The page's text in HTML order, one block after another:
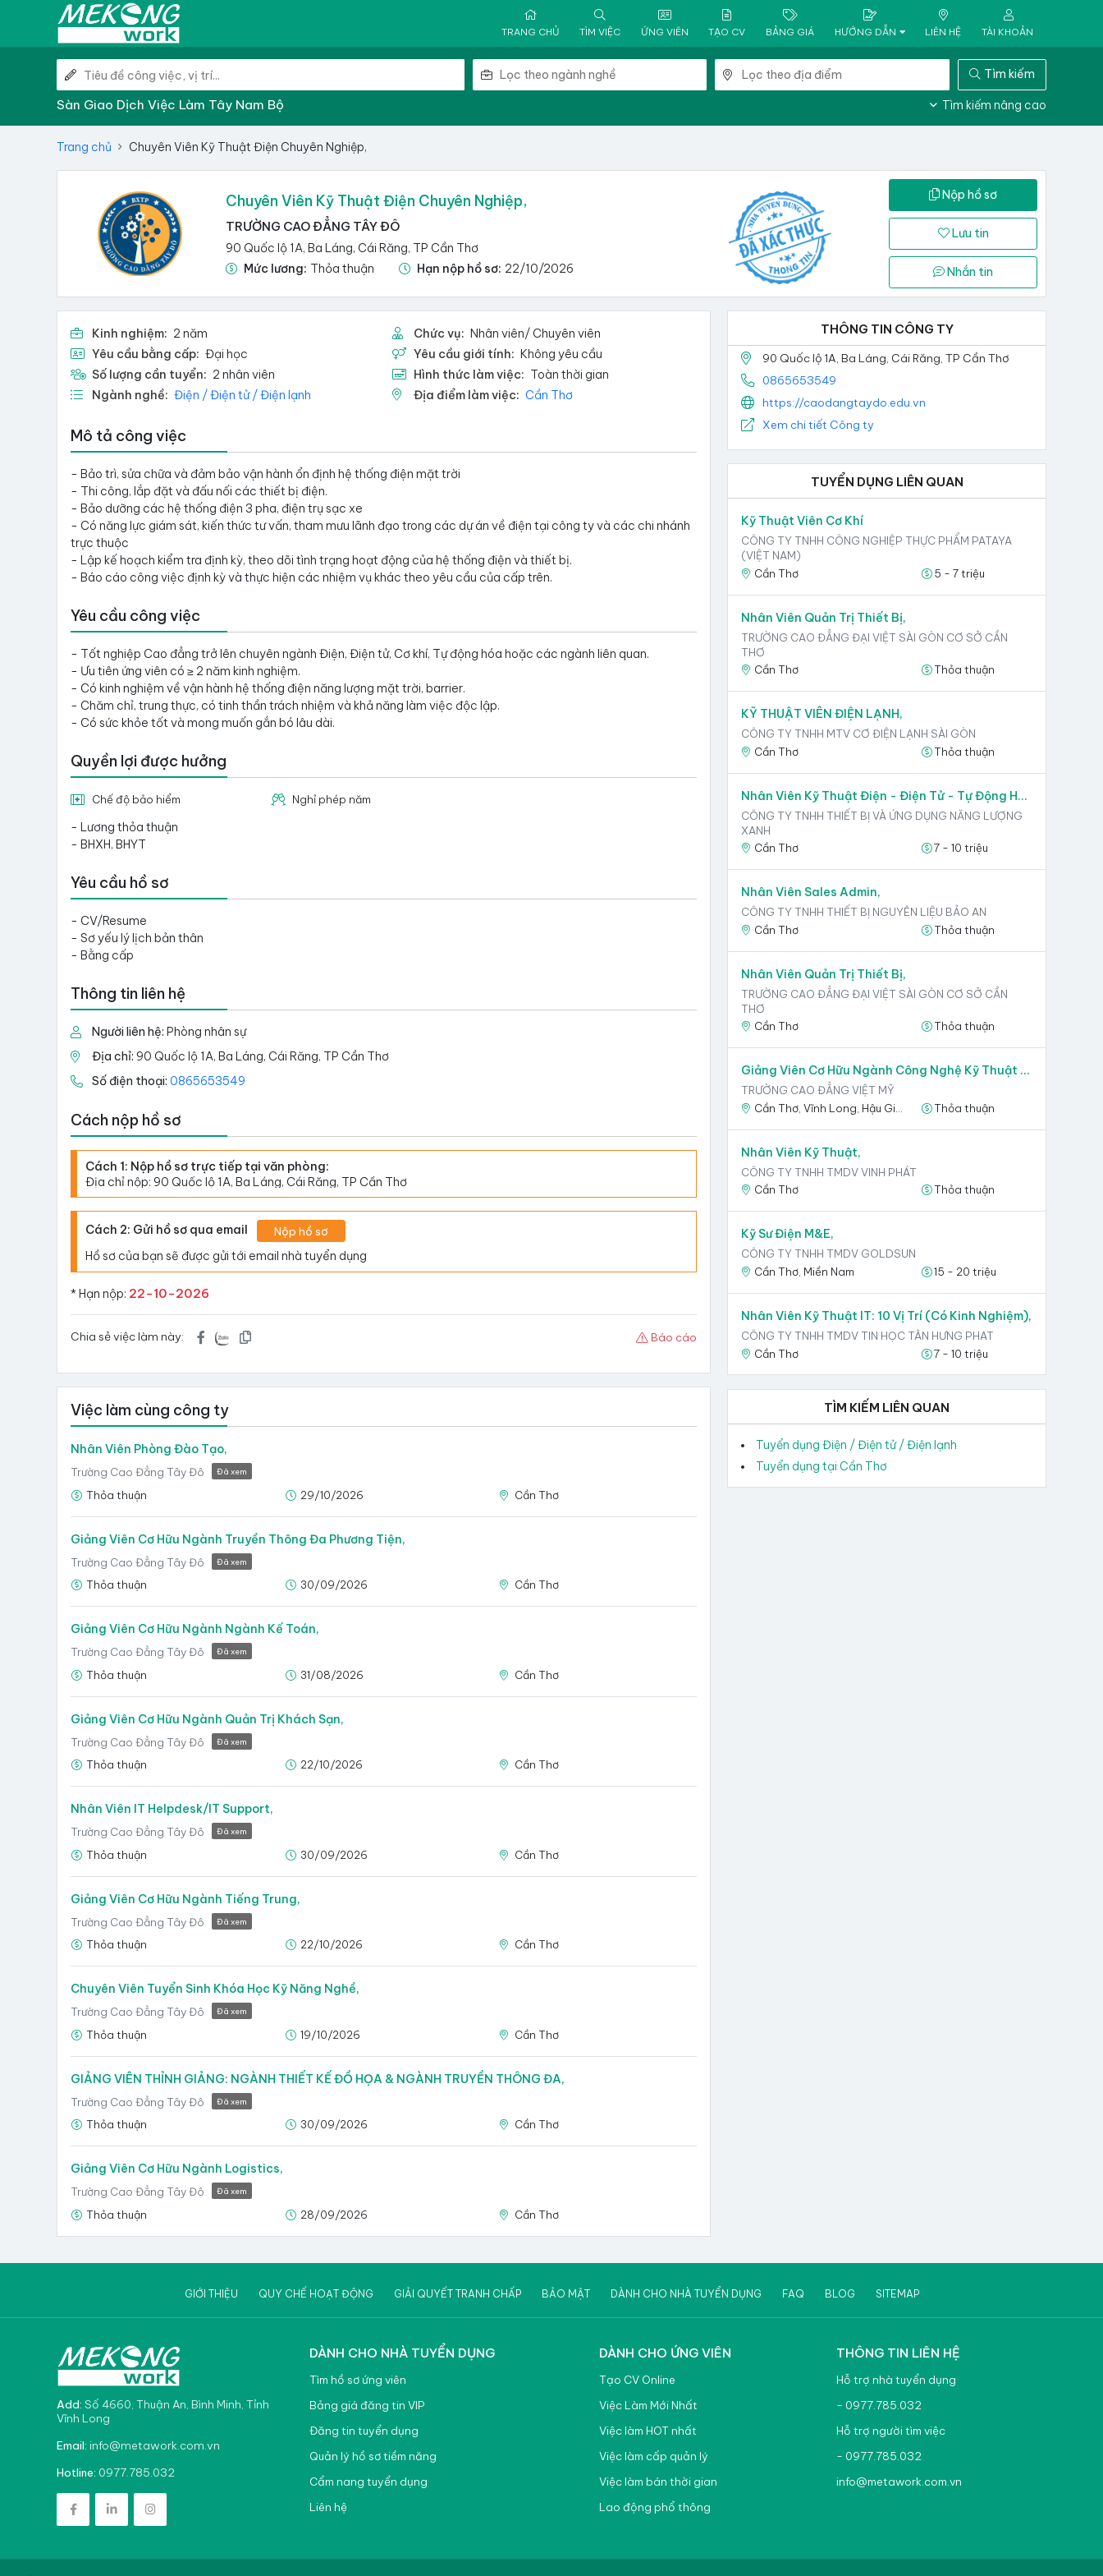
TRANG CHỦ TÌM VIỆC ỨNG VIÊN TẠO CV BẢNG GIÁ HƯỚNG DẪN LIÊN HỆ TÀI KHOẢN
Tìm kiếm
Sàn Giao Dịch Việc Làm Tây Nam Bộ Tìm kiếm nâng cao
Trang chủ Chuyên Viên Kỹ Thuật Điện Chuyên Nghiệp,
Chuyên Viên Kỹ Thuật Điện Chuyên Nghiệp,
TRƯỜNG CAO ĐẲNG TÂY ĐÔ
90 Quốc lộ 1A, Ba Láng, Cái Răng, TP Cần Thơ
Mức lương: Thỏa thuận Hạn nộp hồ sơ: 22/10/2026
Nộp hồ sơ
Lưu tin
Nhắn tin
Kinh nghiệm: 2 năm Chức vụ: Nhân viên/ Chuyên viên
Yêu cầu bằng cấp: Đại học Yêu cầu giới tính: Không yêu cầu
Số lượng cần tuyển: 2 nhân viên Hình thức làm việc: Toàn thời gian
Ngành nghề: Điện / Điện tử / Điện lạnh Địa điểm làm việc: Cần Thơ
Mô tả công việc
- Bảo trì, sửa chữa và đảm bảo vận hành ổn định hệ thống điện mặt trời
- Thi công, lắp đặt và đấu nối các thiết bị điện.
- Bảo dưỡng các hệ thống điện 3 pha, điện trụ sạc xe
- Có năng lực giám sát, kiến thức tư vấn, tham mưu lãnh đạo trong các dự án về điện tại công ty và các chi nhánh
trực thuộc
- Lập kế hoạch kiểm tra định kỳ, theo dõi tình trạng hoạt động của hệ thống điện và thiết bị.
- Báo cáo công việc định kỳ và thực hiện các nhiệm vụ khác theo yêu cầu của cấp trên.
Yêu cầu công việc
- Tốt nghiệp Cao đẳng trở lên chuyên ngành Điện, Điện tử, Cơ khí, Tự động hóa hoặc các ngành liên quan.
- Ưu tiên ứng viên có ≥ 2 năm kinh nghiệm.
- Có kinh nghiệm về vận hành hệ thống điện năng lượng mặt trời, barrier.
- Chăm chỉ, trung thực, có tinh thần trách nhiệm và khả năng làm việc độc lập.
- Có sức khỏe tốt và mong muốn gắn bó lâu dài.
Quyền lợi được hưởng
Chế độ bảo hiểm Nghỉ phép năm
- Lương thỏa thuận
- BHXH, BHYT
Yêu cầu hồ sơ
- CV/Resume
- Sơ yếu lý lịch bản thân
- Bằng cấp
Thông tin liên hệ
Người liên hệ: Phòng nhân sự
Địa chỉ: 90 Quốc lộ 1A, Ba Láng, Cái Răng, TP Cần Thơ
Số điện thoại: 0865653549
Cách nộp hồ sơ
Cách 1: Nộp hồ sơ trực tiếp tại văn phòng:
Địa chỉ nộp: 90 Quốc lộ 1A, Ba Láng, Cái Răng, TP Cần Thơ
Cách 2: Gửi hồ sơ qua email
Nộp hồ sơ
Hồ sơ của bạn sẽ được gửi tới email nhà tuyển dụng
* Hạn nộp: 22-10-2026
Chia sẻ việc làm này: Báo cáo
Việc làm cùng công ty
Nhân Viên Phòng Đào Tạo,
Trường Cao Đẳng Tây Đô Đã xem
Thỏa thuận 29/10/2026 Cần Thơ
Giảng Viên Cơ Hữu Ngành Truyền Thông Đa Phương Tiện,
Trường Cao Đẳng Tây Đô Đã xem
Thỏa thuận 30/09/2026 Cần Thơ
Giảng Viên Cơ Hữu Ngành Ngành Kế Toán,
Trường Cao Đẳng Tây Đô Đã xem
Thỏa thuận 31/08/2026 Cần Thơ
Giảng Viên Cơ Hữu Ngành Quản Trị Khách Sạn,
Trường Cao Đẳng Tây Đô Đã xem
Thỏa thuận 22/10/2026 Cần Thơ
Nhân Viên IT Helpdesk/IT Support,
Trường Cao Đẳng Tây Đô Đã xem
Thỏa thuận 30/09/2026 Cần Thơ
Giảng Viên Cơ Hữu Ngành Tiếng Trung,
Trường Cao Đẳng Tây Đô Đã xem
Thỏa thuận 22/10/2026 Cần Thơ
Chuyên Viên Tuyển Sinh Khóa Học Kỹ Năng Nghề,
Trường Cao Đẳng Tây Đô Đã xem
Thỏa thuận 19/10/2026 Cần Thơ
GIẢNG VIÊN THỈNH GIẢNG: NGÀNH THIẾT KẾ ĐỒ HỌA & NGÀNH TRUYỀN THÔNG ĐA,
Trường Cao Đẳng Tây Đô Đã xem
Thỏa thuận 30/09/2026 Cần Thơ
Giảng Viên Cơ Hữu Ngành Logistics,
Trường Cao Đẳng Tây Đô Đã xem
Thỏa thuận 28/09/2026 Cần Thơ
THÔNG TIN CÔNG TY
90 Quốc lộ 1A, Ba Láng, Cái Răng, TP Cần Thơ
0865653549
https://caodangtaydo.edu.vn
Xem chi tiết Công ty
TUYỂN DỤNG LIÊN QUAN
Kỹ Thuật Viên Cơ Khí
CÔNG TY TNHH CÔNG NGHIỆP THỰC PHẨM PATAYA
(VIỆT NAM)
Cần Thơ
5 - 7 triệu
Nhân Viên Quản Trị Thiết Bị,
TRƯỜNG CAO ĐẲNG ĐẠI VIỆT SÀI GÒN CƠ SỞ CẦN
THƠ
Cần Thơ
Thỏa thuận
KỸ THUẬT VIÊN ĐIỆN LẠNH,
CÔNG TY TNHH MTV CƠ ĐIỆN LẠNH SÀI GÒN
Cần Thơ
Thỏa thuận
Nhân Viên Kỹ Thuật Điện - Điện Tử - Tự Động Hóa,
CÔNG TY TNHH THIẾT BỊ VÀ ỨNG DỤNG NĂNG LƯỢNG
XANH
Cần Thơ
7 - 10 triệu
Nhân Viên Sales Admin,
CÔNG TY TNHH THIẾT BỊ NGUYÊN LIỆU BẢO AN
Cần Thơ
Thỏa thuận
Nhân Viên Quản Trị Thiết Bị,
TRƯỜNG CAO ĐẲNG ĐẠI VIỆT SÀI GÒN CƠ SỞ CẦN
THƠ
Cần Thơ
Thỏa thuận
Giảng Viên Cơ Hữu Ngành Công Nghệ Kỹ Thuật Ô Tô,
TRƯỜNG CAO ĐẲNG VIỆT MỸ
Cần Thơ, Vĩnh Long, Hậu Giang
Thỏa thuận
Nhân Viên Kỹ Thuật,
CÔNG TY TNHH TMDV VINH PHÁT
Cần Thơ
Thỏa thuận
Kỹ Sư Điện M&E,
CÔNG TY TNHH TMDV GOLDSUN
Cần Thơ, Miền Nam
15 - 20 triệu
Nhân Viên Kỹ Thuật IT: 10 Vị Trí (Có Kinh Nghiệm),
CÔNG TY TNHH TMDV TIN HỌC TÂN HƯNG PHAT
Cần Thơ
7 - 10 triệu
TÌM KIẾM LIÊN QUAN
Tuyển dụng Điện / Điện tử / Điện lạnh
Tuyển dụng tại Cần Thơ
GIỚI THIỆU QUY CHẾ HOẠT ĐỘNG GIẢI QUYẾT TRANH CHẤP BẢO MẬT DÀNH CHO NHÀ TUYỂN DỤNG FAQ BLOG SITEMAP
Add: Số 4660, Thuận An, Bình Minh, Tỉnh
Vĩnh Long
Email: info@metawork.com.vn
Hotline: 0977.785.032
DÀNH CHO NHÀ TUYỂN DỤNG
Tìm hồ sơ ứng viên
Bảng giá đăng tin VIP
Đăng tin tuyển dụng
Quản lý hồ sơ tiềm năng
Cẩm nang tuyển dụng
Liên hệ
DÀNH CHO ỨNG VIÊN
Tạo CV Online
Việc Làm Mới Nhất
Việc làm HOT nhất
Việc làm cấp quản lý
Việc làm bán thời gian
Lao động phổ thông
THÔNG TIN LIÊN HỆ
Hỗ trợ nhà tuyển dụng
- 0977.785.032
Hỗ trợ người tìm việc
- 0977.785.032
info@metawork.com.vn